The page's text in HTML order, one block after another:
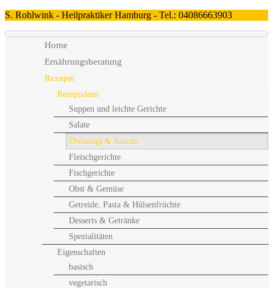
S. Rohlwink - Heilpraktiker Hamburg - Tel.: 04086663903
Home
Ernährungsberatung
Rezepte
Rezeptideen
Suppen und leichte Gerichte
Salate
Dressings & Saucen
Fleischgerichte
Fischgerichte
Obst & Gemüse
Getreide, Pasta & Hülsenfrüchte
Desserts & Getränke
Spezialitäten
Eigenschaften
basisch
vegetarisch